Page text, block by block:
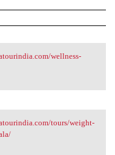
wellness-
tours/weight-